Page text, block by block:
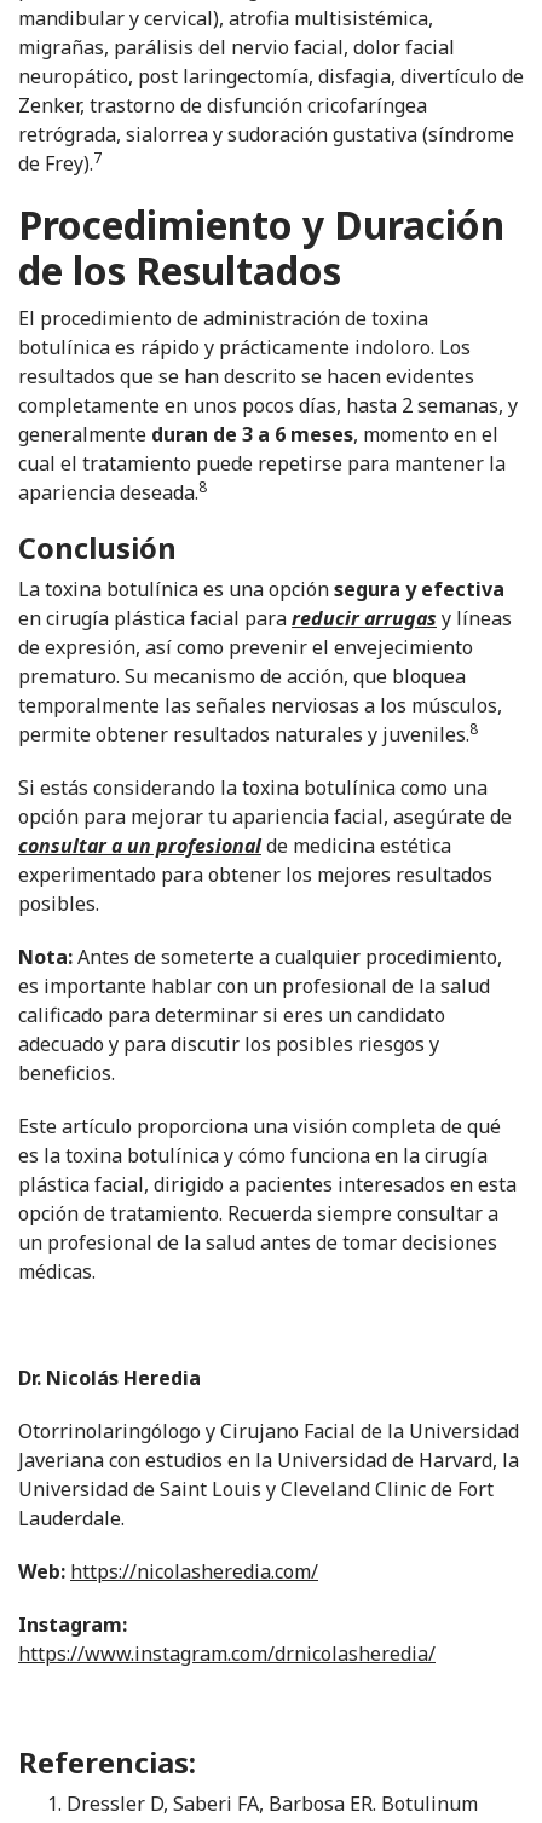
mandibular y cervical), atrofia multisistémica,
migrañas, parálisis del nervio facial, dolor facial
neuropático, post laringectomía, disfagia, divertículo de
Zenker, trastorno de disfunción cricofaríngea
retrógrada, sialorrea y sudoración gustativa (síndrome
de Frey).7
Procedimiento y Duración
de los Resultados
El procedimiento de administración de toxina
botulínica es rápido y prácticamente indoloro. Los
resultados que se han descrito se hacen evidentes
completamente en unos pocos días, hasta 2 semanas, y
generalmente duran de 3 a 6 meses, momento en el
cual el tratamiento puede repetirse para mantener la
apariencia deseada.8
Conclusión
La toxina botulínica es una opciónsegura y efectiva
en cirugía plástica facial parareducir arrugas y líneas
de expresión, así como prevenir el envejecimiento
prematuro. Su mecanismo de acción, que bloquea
temporalmente las señales nerviosas a los músculos,
permite obtener resultados naturales y juveniles.8
Si estás considerando la toxina botulínica como una
opción para mejorar tu apariencia facial, asegúrate de
consultar a un profesionalde medicina estética
experimentado para obtener los mejores resultados
posibles.
Nota:Antes de someterte a cualquier procedimiento,
es importante hablar con un profesional de la salud
calificado para determinar si eres un candidato
adecuado y para discutir los posibles riesgos y
beneficios.
Este artículo proporciona una visión completa de qué
es la toxina botulínica y cómo funciona en la cirugía
plástica facial, dirigido a pacientes interesados en esta
opción de tratamiento. Recuerda siempre consultar a
un profesional de la salud antes de tomar decisiones
médicas.
Dr. Nicolás Heredia
Otorrinolaringólogo y Cirujano Facial de la Universidad
Javeriana con estudios en la Universidad de Harvard, la
Universidad de Saint Louis y Cleveland Clinic de Fort
Lauderdale.
Web: https://nicolasheredia.com/
Instagram:
https://www.instagram.com/drnicolasheredia/
Referencias:
Dressler D, Saberi FA, Barbosa ER. Botulinum